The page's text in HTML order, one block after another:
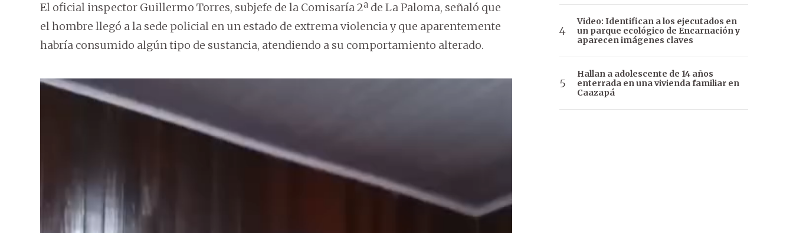
El oficial inspector Guillermo Torres, subjefe de la Comisaría 2ª de La Paloma, señaló que
el hombre llegó a la sede policial en un estado de extrema violencia y que aparentemente
habría consumido algún tipo de sustancia, atendiendo a su comportamiento alterado.
Video: Identifican a los ejecutados en
un parque ecológico de Encarnación y
aparecen imágenes claves
Hallan a adolescente de 14 años
enterrada en una vivienda familiar en
Caazapá